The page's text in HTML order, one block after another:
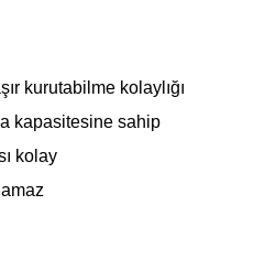
kurutabilme kolaylığı
kapasitesine sahip
kolay